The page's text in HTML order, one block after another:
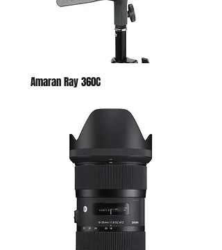
Amaran Ray 360C